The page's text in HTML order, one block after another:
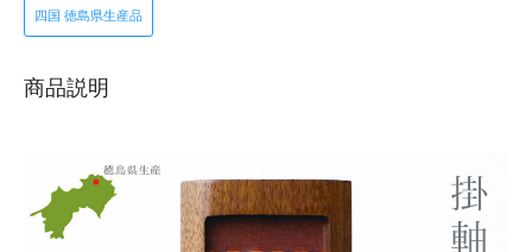
四国 徳島県生産品
商品説明